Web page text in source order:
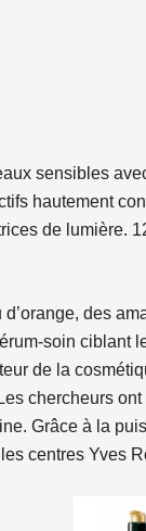
sensibles
hautement
de lumière.
des
soin ciblant
de la
chercheurs
Grâce à la
centres Yves